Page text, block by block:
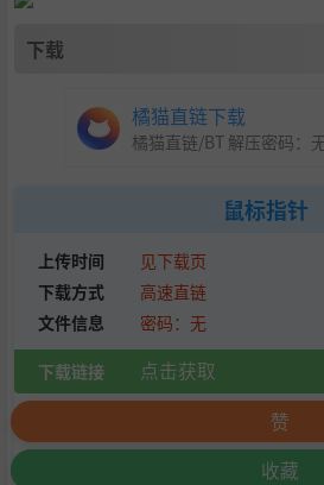
下载
橘猫直链下载
橘猫直链/BT 解压密码：
鼠标指针
上传时间
见下载页
下载方式
高速直链
文件信息
密码：无
下载链接
点击获取
赞
收藏